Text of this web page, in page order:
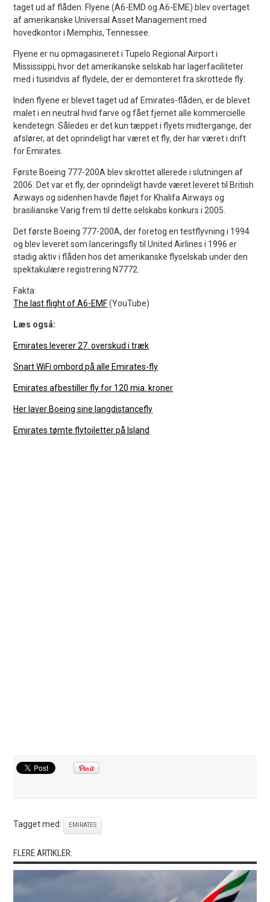
taget ud af flåden. Flyene (A6-EMD og A6-EME) blev overtaget
af amerikanske Universal Asset Management med
hovedkontor i Memphis, Tennessee.
Flyene er nu opmagasineret i Tupelo Regional Airport i
Mississippi, hvor det amerikanske selskab har lagerfaciliteter
med i tusindvis af flydele, der er demonteret fra skrottede fly.
Inden flyene er blevet taget ud af Emirates-flåden, er de blevet
malet i en neutral hvid farve og fået fjernet alle kommercielle
kendetegn. Således er det kun tæppet i flyets midtergange, der
afslører, at det oprindeligt har været et fly, der har været i drift
for Emirates.
Første Boeing 777-200A blev skrottet allerede i slutningen af
2006. Det var et fly, der oprindeligt havde været leveret til British
Airways og sidenhen havde fløjet for Khalifa Airways og
brasilianske Varig frem til dette selskabs konkurs i 2005.
Det første Boeing 777-200A, der foretog en testflyvning i 1994
og blev leveret som lanceringsfly til United Airlines i 1996 er
stadig aktiv i flåden hos det amerikanske flyselskab under den
spektakulære registrering N7772.
Fakta:
The last flight of A6-EMF(YouTube)
Læs også:
Emirates leverer 27. overskud i træk
Snart WiFi ombord på alle Emirates-fly
Emirates afbestiller fly for 120 mia. kroner
Her laver Boeing sine langdistancefly
Emirates tømte flytoiletter på Island
Tagget med: EMIRATES
FLERE ARTIKLER: